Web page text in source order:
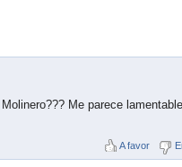
Me parece
A favor